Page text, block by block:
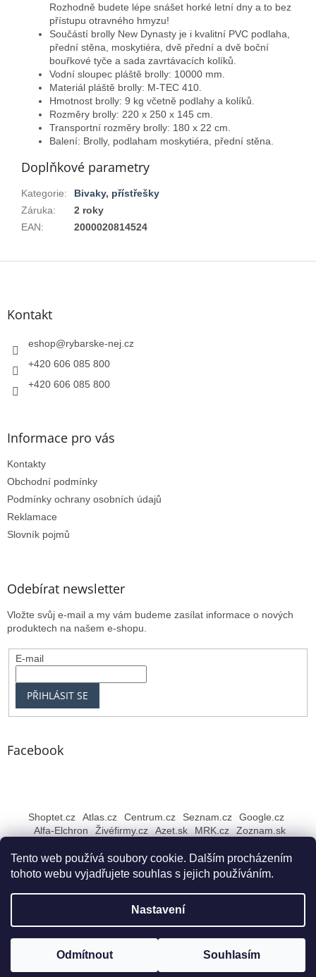
Tento web používá soubory cookie. Dalším procházením
tohoto webu vyjadřujete souhlas s jejich používáním.
Nastavení
Odmítnout Souhlasím
Rozhodně budete lépe snášet horké letní dny a to bez
přístupu otravného hmyzu!
Součástí brolly New Dynasty je i kvalitní PVC podlaha,
přední stěna, moskytiéra, dvě přední a dvě boční
bouřkové tyče a sada zavrtávacích kolíků.
Vodní sloupec pláště brolly: 10000 mm.
Materiál pláště brolly: M-TEC 410.
Hmotnost brolly: 9 kg včetně podlahy a kolíků.
Rozměry brolly: 220 x 250 x 145 cm.
Transportní rozměry brolly: 180 x 22 cm.
Balení: Brolly, podlaham moskytiéra, přední stěna.
Doplňkové parametry
Kategorie:
Bivaky, přístřešky
Záruka:
2 roky
EAN: 2000020814524
Z
Kontakt
eshop@rybarske-nej.cz
+420 606 085 800
+420 606 085 800
Informace pro vás
Kontakty
Obchodní podmínky
Podmínky ochrany osobních údajů
Reklamace
Slovník pojmů
Odebírat newsletter
Vložte svůj e-mail a my vám budeme zasílat informace o nových
produktech na našem e-shopu.
E-mail
PŘIHLÁSIT SE
Facebook
Shoptet.cz Atlas.cz Centrum.cz Seznam.cz
Google.cz
Alfa-Elchron
Živéfirmy.cz Azet.sk MRK.cz Zoznam.sk
Rybářské NEJ Bruntál
vyhrazena.
Upravit nastavení cookies